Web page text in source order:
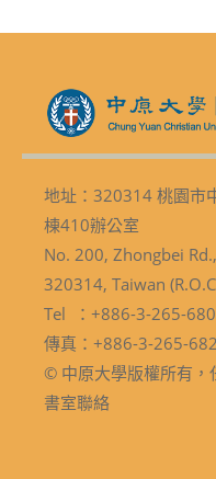
地址：320314 桃園市
棟410辦公室
No. 200, Zhongbei
320314, Taiwan
Tel ：+886-3-265-
傳真：+886-3-265-
© 中原大學版權所有，
書室聯絡